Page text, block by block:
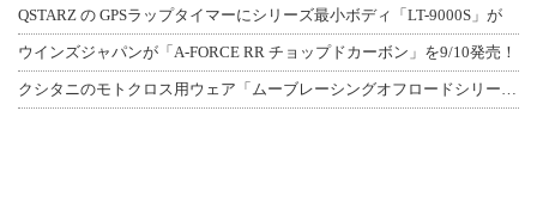
QSTARZ の GPSラップタイマーにシリーズ最小ボディ「LT-9000S」が
ウインズジャパンが「A-FORCE RR チョップドカーボン」を9/10発売！
クシタニのモトクロス用ウェア「ムーブレーシングオフロードシリーズ」3アイテムが登